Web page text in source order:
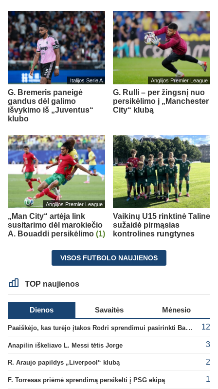
Italijos Serie A
G. Bremeris paneigė
gandus dėl galimo
išvykimo iš „Juventus“
klubo
Anglijos Premier League
G. Rulli – per žingsnį nuo
persikėlimo į „Manchester
City“ klubą
Anglijos Premier League
„Man City“ artėja link
susitarimo dėl marokiečio
A. Bouaddi persikėlimo (1)
Vaikinų U15 rinktinė Taline
sužaidė pirmąsias
kontrolines rungtynes
VISOS FUTBOLO NAUJIENOS
TOP naujienos
Dienos Savaitės Mėnesio
Paaiškėjo, kas turėjo įtakos Rodri sprendimui pasirinkti Barselonos pusę 12
Anapilin iškeliavo L. Messi tėtis Jorge 3
R. Araujo papildys „Liverpool“ klubą 2
F. Torresas priėmė sprendimą persikelti į PSG ekipą 1